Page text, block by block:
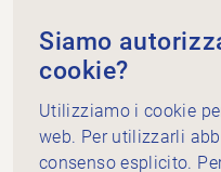
Physioswiss
Dammweg 3
3013 Bern
+41 58 255 36 00
info@physioswiss.ch
Media sociali
Siamo
cookie?
Utilizziamo i cookie
web. Per utilizzarli
consenso esplicito.